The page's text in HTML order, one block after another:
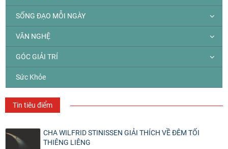
SỐNG ĐẠO MỖI NGÀY
VĂN NGHỆ
GÓC GIẢI TRÍ
Sức Khỏe
Tin tiêu điểm
CHA WILFRID STINISSEN GIẢI THÍCH VỀ ĐÊM TỐI
THIÊNG LIÊNG